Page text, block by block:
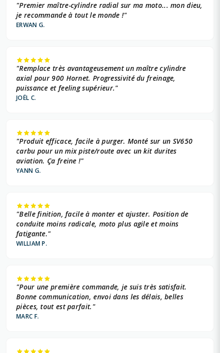
"Premier maître-cylindre radial sur ma moto... mon dieu,
je recommande à tout le monde !"
ERWAN G.
"Remplace très avantageusement un maître cylindre
axial pour 900 Hornet. Progressivité du freinage,
puissance et feeling supérieur."
JOËL C.
"Produit efficace, facile à purger. Monté sur un SV650
carbu pour un mix piste/route avec un kit durites
aviation. Ça freine !"
YANN G.
"Belle finition, facile à monter et ajuster. Position de
conduite moins radicale, moto plus agile et moins
fatigante."
WILLIAM P.
"Pour une première commande, je suis très satisfait.
Bonne communication, envoi dans les délais, belles
pièces, tout est parfait."
MARC F.